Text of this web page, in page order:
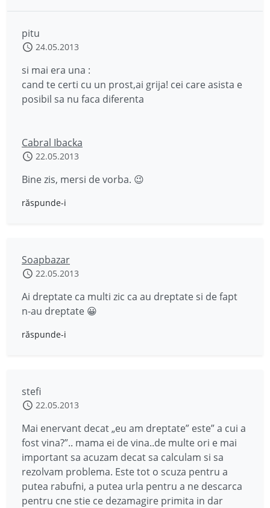
pitu
24.05.2013
si mai era una :
cand te certi cu un prost,ai grija! cei care asista e
posibil sa nu faca diferenta
Cabral Ibacka
22.05.2013
Bine zis, mersi de vorba. 😉
răspunde-i
Soapbazar
22.05.2013
Ai dreptate ca multi zic ca au dreptate si de fapt
n-au dreptate 😀
răspunde-i
stefi
22.05.2013
Mai enervant decat „eu am dreptate” este” a cui a
fost vina?”.. mama ei de vina..de multe ori e mai
important sa acuzam decat sa calculam si sa
rezolvam problema. Este tot o scuza pentru a
putea rabufni, a putea urla pentru a ne descarca
pentru cne stie ce dezamagire primita in dar